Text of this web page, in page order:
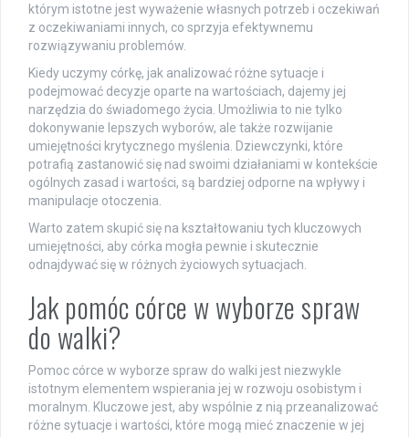
którym istotne jest wyważenie własnych potrzeb i oczekiwań
z oczekiwaniami innych, co sprzyja efektywnemu
rozwiązywaniu problemów.
Kiedy uczymy córkę, jak analizować różne sytuacje i
podejmować decyzje oparte na wartościach, dajemy jej
narzędzia do świadomego życia. Umożliwia to nie tylko
dokonywanie lepszych wyborów, ale także rozwijanie
umiejętności krytycznego myślenia. Dziewczynki, które
potrafią zastanowić się nad swoimi działaniami w kontekście
ogólnych zasad i wartości, są bardziej odporne na wpływy i
manipulacje otoczenia.
Warto zatem skupić się na kształtowaniu tych kluczowych
umiejętności, aby córka mogła pewnie i skutecznie
odnajdywać się w różnych życiowych sytuacjach.
Jak pomóc córce w wyborze spraw
do walki?
Pomoc córce w wyborze spraw do walki jest niezwykle
istotnym elementem wspierania jej w rozwoju osobistym i
moralnym. Kluczowe jest, aby wspólnie z nią przeanalizować
różne sytuacje i wartości, które mogą mieć znaczenie w jej